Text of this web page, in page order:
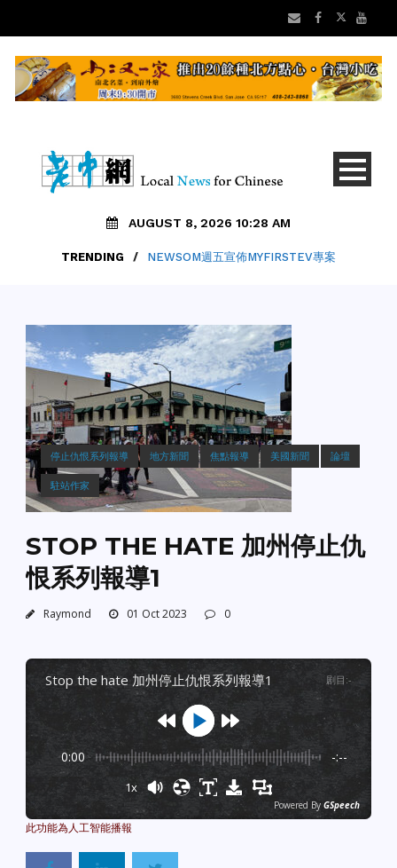
AUGUST 8, 2026 10:28 AM
TRENDING / NEWSOM週五宣佈MYFIRSTEV專案
停止仇恨系列報導 地方新聞 焦點報導 美國新聞 論壇
駐站作家
STOP THE HATE 加州停止仇
恨系列報導1
Raymond 01 Oct 2023 0
stop the hate 加州停止仇恨系列報導1 剧目 :-
0:00 -:--
1x
Powered By GSpeech